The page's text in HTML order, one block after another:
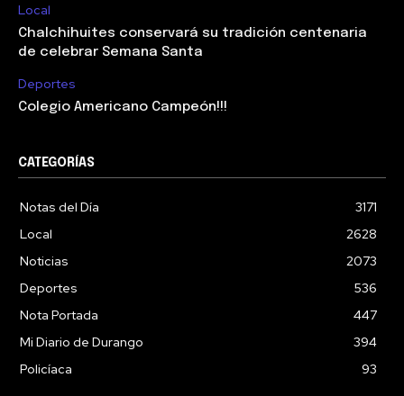
Local
Chalchihuites conservará su tradición centenaria
de celebrar Semana Santa
Deportes
Colegio Americano Campeón!!!
CATEGORÍAS
Notas del Día
3171
Local
2628
Noticias
2073
Deportes
536
Nota Portada
447
Mi Diario de Durango
394
Policíaca
93